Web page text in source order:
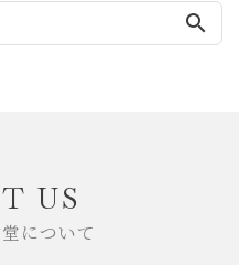
search
US
について